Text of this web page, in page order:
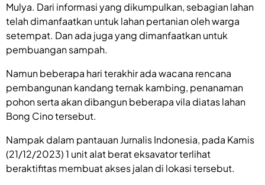
Mulya. Dari informasi yang dikumpulkan, sebagian lahan
telah dimanfaatkan untuk lahan pertanian oleh warga
setempat. Dan ada juga yang dimanfaatkan untuk
pembuangan sampah.
Namun beberapa hari terakhir ada wacana rencana
pembangunan kandang ternak kambing, penanaman
pohon serta akan dibangun beberapa vila diatas lahan
Bong Cino tersebut.
Nampak dalam pantauan Jurnalis Indonesia, pada Kamis
(21/12/2023) 1 unit alat berat eksavator terlihat
beraktifitas membuat akses jalan di lokasi tersebut.